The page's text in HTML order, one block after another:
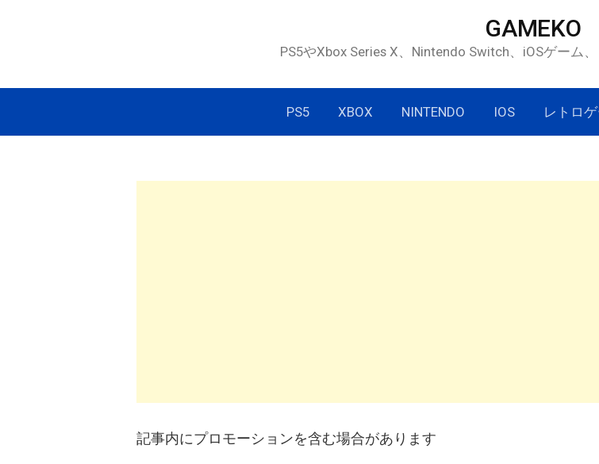
GAMEKO
PS5やXbox Series X、Nintendo Switch、iOSゲーム
PS5 XBOX NINTENDO IOS レトロ
記事内にプロモーションを含む場合があります